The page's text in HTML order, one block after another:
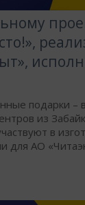
подарки –
из
в
для АО